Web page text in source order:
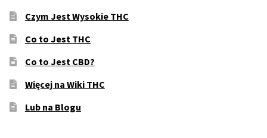
Czym Jest Wysokie THC
Co to Jest THC
Co to Jest CBD?
Więcej na Wiki THC
Lub na Blogu